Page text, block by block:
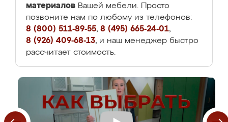
материалов Вашей мебели. Просто
позвоните нам по любому из телефонов:
8 (800) 511-89-55, 8 (495) 665-24-01,
8 (926) 409-68-13, и наш менеджер быстро
рассчитает стоимость.